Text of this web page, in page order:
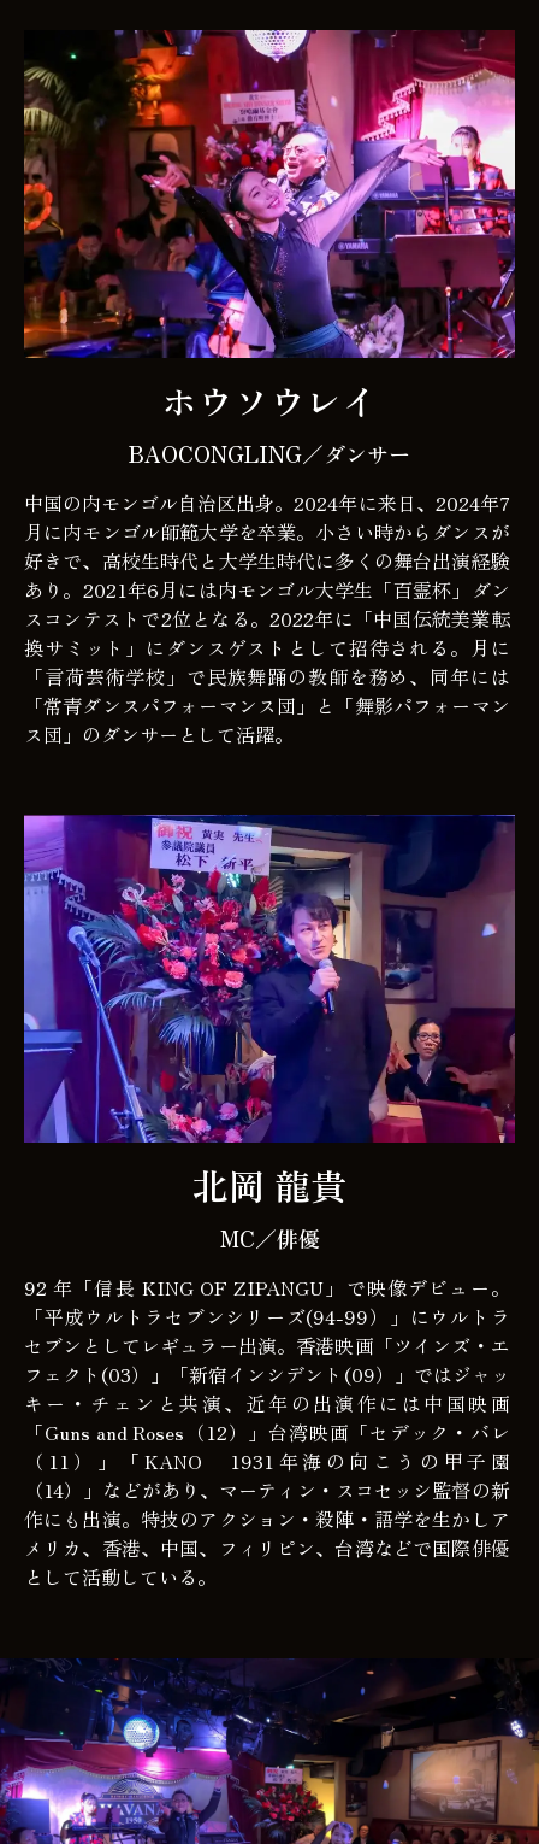
ホウソウレイ
BAOCONGLING／ダンサー
中国の内モンゴル自治区出身。2024年に来日、2024年7
月に内モンゴル師範大学を卒業。小さい時からダンスが
好きで、高校生時代と大学生時代に多くの舞台出演経験
あり。2021年6月には内モンゴル大学生「百霊杯」ダン
スコンテストで2位となる。2022年に「中国伝統美業転
換サミット」にダンスゲストとして招待される。月に
「言荷芸術学校」で民族舞踊の教師を務め、同年には
「常青ダンスパフォーマンス団」と「舞影パフォーマン
ス団」のダンサーとして活躍。
北岡 龍貴
MC／俳優
92 年「信長 KING OF ZIPANGU」で映像デビュー。
「平成ウルトラセブンシリーズ(94-99）」にウルトラ
セブンとしてレギュラー出演。香港映画「ツインズ・エ
フェクト(03）」「新宿インシデント(09）」ではジャッ
キー・チェンと共演、近年の出演作には中国映画
「Guns and Roses（12）」台湾映画「セデック・バレ
（11）」「KANO 1931年海の向こうの甲子園
（14）」などがあり、マーティン・スコセッシ監督の新
作にも出演。特技のアクション・殺陣・語学を生かしア
メリカ、香港、中国、フィリピン、台湾などで国際俳優
として活動している。